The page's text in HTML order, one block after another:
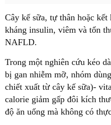
Cây kế sữa, tự thân hoặc
kháng insulin, viêm và tổn
NAFLD.
Trong một nghiên cứu kéo
bị gan nhiễm mỡ, nhóm
chiết xuất từ cây kế sữa)-
calorie giảm gấp đôi kích
độ ăn uống mà không có